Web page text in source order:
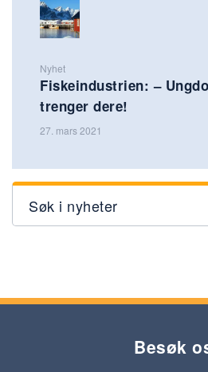
Nyhet
Fiskeindustrien: –
trenger dere!
27. mars 2021
Søk i nyheter
Besøk